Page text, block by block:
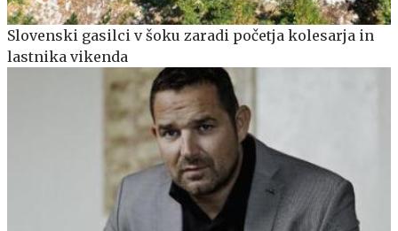
Slovenski gasilci v šoku zaradi početja kolesarja in
lastnika vikenda